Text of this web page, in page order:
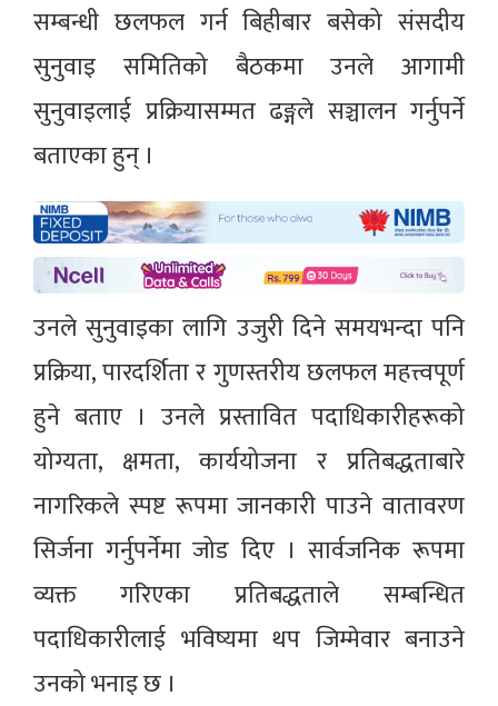
सम्बन्धी छलफल गर्न बिहीबार बसेको संसदीय
सुनुवाइ समितिको बैठकमा उनले आगामी
सुनुवाइलाई प्रक्रियासम्मत ढङ्गले सञ्चालन गर्नुपर्ने
बताएका हुन् ।
उनले सुनुवाइका लागि उजुरी दिने समयभन्दा पनि
प्रक्रिया, पारदर्शिता र गुणस्तरीय छलफल महत्त्वपूर्ण
हुने बताए । उनले प्रस्तावित पदाधिकारीहरूको
योग्यता, क्षमता, कार्ययोजना र प्रतिबद्धताबारे
नागरिकले स्पष्ट रूपमा जानकारी पाउने वातावरण
सिर्जना गर्नुपर्नेमा जोड दिए । सार्वजनिक रूपमा
व्यक्त गरिएका प्रतिबद्धताले सम्बन्धित
पदाधिकारीलाई भविष्यमा थप जिम्मेवार बनाउने
उनको भनाइ छ ।